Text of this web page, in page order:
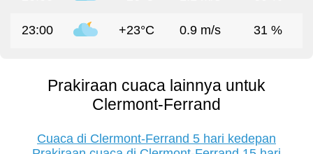
23:00 +23°C 0.9 m/s 31 %
Prakiraan cuaca lainnya untuk
Clermont-Ferrand
Cuaca di Clermont-Ferrand 5 hari kedepan